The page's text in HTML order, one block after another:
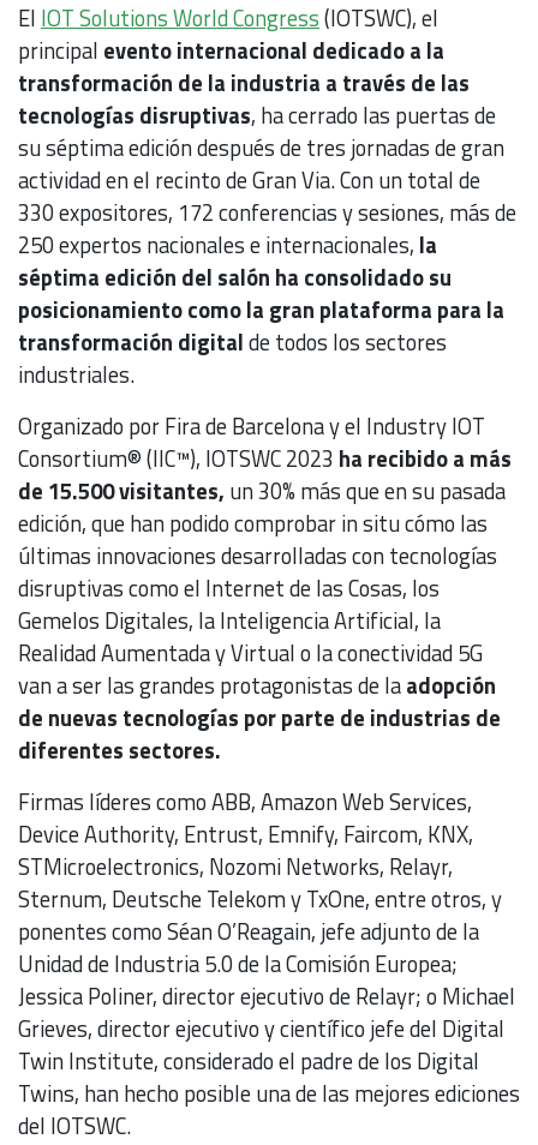
El IOT Solutions World Congress(IOTSWC), el
principal evento internacional dedicado a la
transformación de la industria a través de las
tecnologías disruptivas, ha cerrado las puertas de
su séptima edición después de tres jornadas de gran
actividad en el recinto de Gran Via. Con un total de
330 expositores, 172 conferencias y sesiones, más de
250 expertos nacionales e internacionales, la
séptima edición del salón ha consolidado su
posicionamiento como la gran plataforma para la
transformación digitalde todos los sectores
industriales.
Organizado por Fira de Barcelona y el Industry IOT
Consortium® (IIC™), IOTSWC 2023 ha recibido a más
de 15.500 visitantes, un 30% más que en su pasada
edición, que han podido comprobar in situ cómo las
últimas innovaciones desarrolladas con tecnologías
disruptivas como el Internet de las Cosas, los
Gemelos Digitales, la Inteligencia Artificial, la
Realidad Aumentada y Virtual o la conectividad 5G
van a ser las grandes protagonistas de laadopción
de nuevas tecnologías por parte de industrias de
diferentes sectores.
Firmas líderes como ABB, Amazon Web Services,
Device Authority, Entrust, Emnify, Faircom, KNX,
STMicroelectronics, Nozomi Networks, Relayr,
Sternum, Deutsche Telekom y TxOne, entre otros, y
ponentes como Séan O’Reagain, jefe adjunto de la
Unidad de Industria 5.0 de la Comisión Europea;
Jessica Poliner, director ejecutivo de Relayr; o Michael
Grieves, director ejecutivo y científico jefe del Digital
Twin Institute, considerado el padre de los Digital
Twins, han hecho posible una de las mejores ediciones
del IOTSWC.